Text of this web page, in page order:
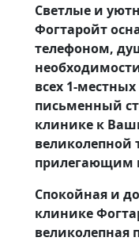
Светлые и
Фогтаройт
телефоном,
всех 1-
письменный
клинике к
великолепной
прилегающим
Спокойная и
клинике
великолепная